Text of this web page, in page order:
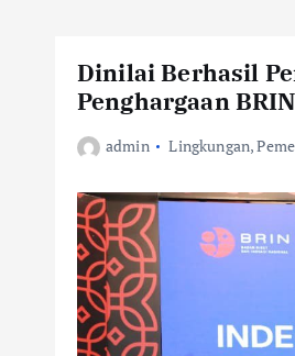
Dinilai Berhasil
Penghargaan BRIN
admin Lingkungan,